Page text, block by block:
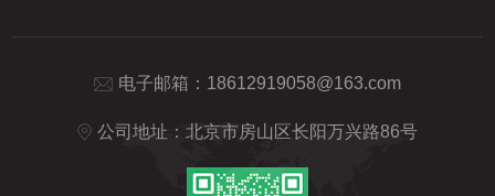
电子邮箱： 18612919058@163.com
公司地址：北京市房山区长阳万兴路86号